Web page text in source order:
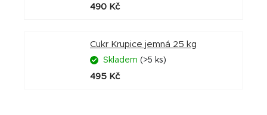
490 Kč
Cukr Krupice jemná 25 kg
Skladem (>5 ks)
495 Kč